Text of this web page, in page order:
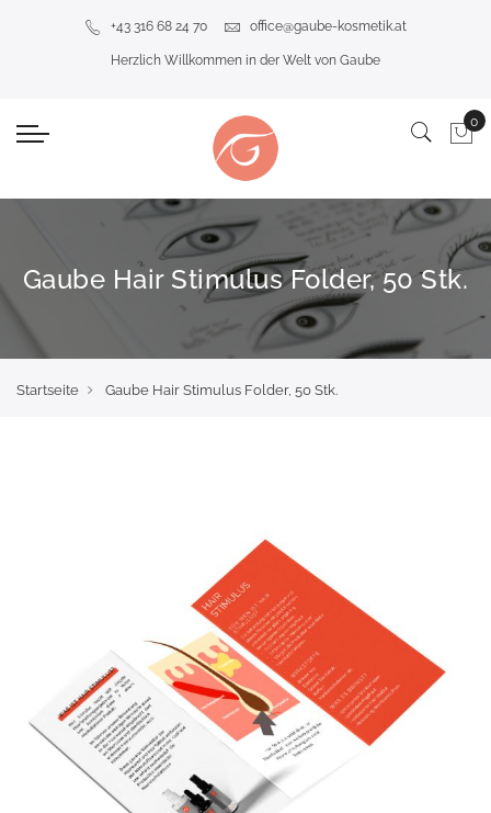
+43 316 68 24 70 office@gaube-kosmetik.at
Herzlich Willkommen in der Welt von Gaube
Gaube Hair Stimulus Folder, 50 Stk.
Startseite Gaube Hair Stimulus Folder, 50 Stk.